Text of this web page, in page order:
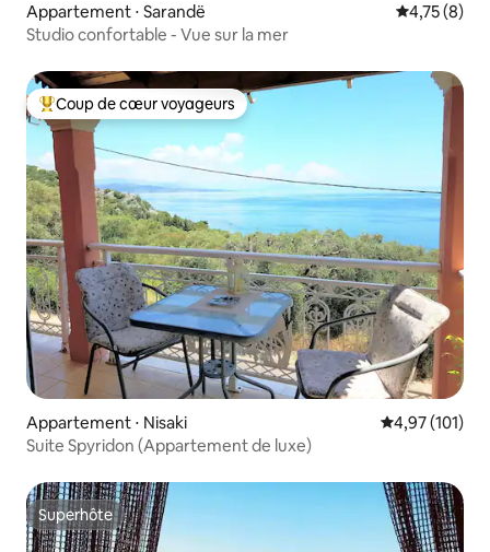
Appartement ⋅ Sarandë Évaluation
4,75 (8)
Studio confortable - Vue sur la mer
Coups de cœur voyageurs les plus appréciés
Coup de cœur voyageurs
Appartement ⋅ Nisaki Évaluation
4,97 (101)
Suite Spyridon (Appartement de luxe)
Superhôte
Superhôte